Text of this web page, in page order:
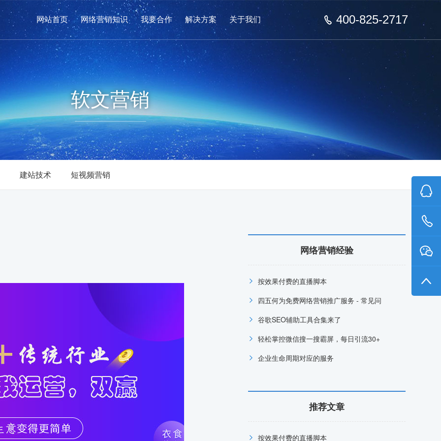
400-825-2717
网站首页 网络营销知识 我要合作 解决方案 关于我们
软文营销
建站技术 短视频营销
网络营销经验
按效果付费的直播脚本
四五何为免费网络营销推广服务 - 常见问
谷歌SEO辅助工具合集来了
轻松掌控微信搜一搜霸屏，每日引流30+
企业生命周期对应的服务
推荐文章
按效果付费的直播脚本